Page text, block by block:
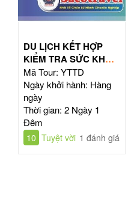
DU LỊCH KẾT HỢP
KIỂM TRA SỨC KHỎE
TOÀN DIỆN
Mã Tour: YTTD
Ngày khởi hành: Hàng
ngày
Thời gian: 2 Ngày 1
Đêm
10 Tuyệt vời 1 đánh giá